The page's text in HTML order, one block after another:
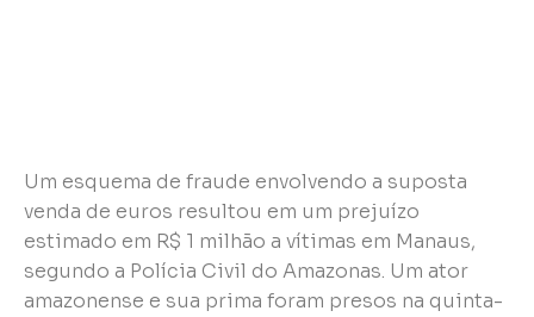
Um esquema de fraude envolvendo a suposta
venda de euros resultou em um prejuízo
estimado em R$ 1 milhão a vítimas em Manaus,
segundo a Polícia Civil do Amazonas. Um ator
amazonense e sua prima foram presos na quinta-